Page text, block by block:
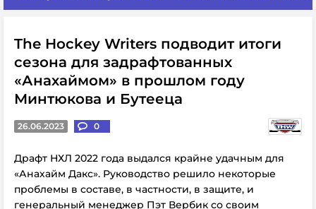
The Hockey Writers подводит итоги
сезона для задрафтованных
«Анахаймом» в прошлом году
Минтюкова и Бутееца
26.06.2023 0
Драфт НХЛ 2022 года выдался крайне удачным для
«Анахайм Дакс». Руководство решило некоторые
проблемы в составе, в частности, в защите, и
генеральный менеджер Пэт Вербик со своим